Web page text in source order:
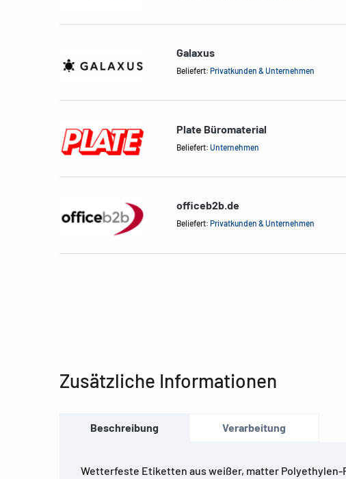
Galaxus
Beliefert: Privatkunden & Unternehmen
Plate Büromaterial
Beliefert: Unternehmen
officeb2b.de
Beliefert: Privatkunden & Unternehmen
Zusätzliche Informationen
Beschreibung Verarbeitung
Wetterfeste Etiketten aus weißer, matter Polyethylen-